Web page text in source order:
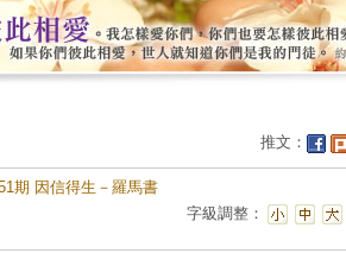
推文：
期 因信得生－羅馬書
字級調整：